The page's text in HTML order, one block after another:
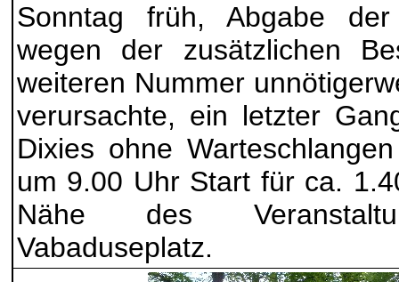
Sonntag früh, Abgabe
wegen der zusätzlichen
weiteren Nummer
verursachte, ein letzter
Dixies ohne
um 9.00 Uhr Start für ca.
Nähe des
Vabaduseplatz.